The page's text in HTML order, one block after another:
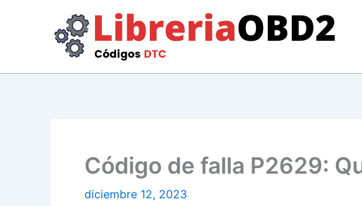
Código de falla P2629:
diciembre 12, 2023